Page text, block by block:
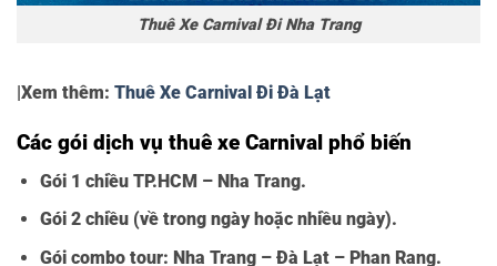
Thuê Xe Carnival Đi Nha Trang
|Xem thêm: Thuê Xe Carnival Đi Đà Lạt
Các gói dịch vụ thuê xe Carnival phổ biến
Gói 1 chiều TP.HCM – Nha Trang.
Gói 2 chiều (về trong ngày hoặc nhiều ngày).
Gói combo tour: Nha Trang – Đà Lạt – Phan Rang.